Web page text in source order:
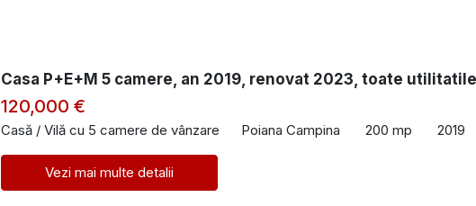
Casa P+E+M 5 camere, an 2019, renovat 2023, toate utilitatile
120,000 €
Casă / Vilă cu 5 camere de vânzare Poiana Campina 200 mp 2019
Vezi mai multe detalii